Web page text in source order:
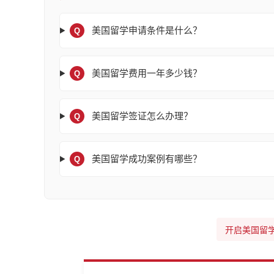
Q 美国留学申请条件是什么？
Q 美国留学费用一年多少钱？
Q 美国留学签证怎么办理？
Q 美国留学成功案例有哪些？
开启美国留